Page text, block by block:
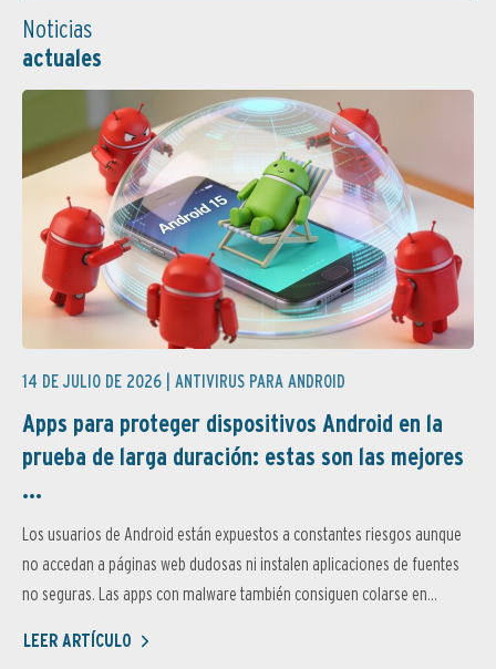
Noticias
actuales
14 DE JULIO DE 2026 | ANTIVIRUS PARA ANDROID
Apps para proteger dispositivos Android en la
prueba de larga duración: estas son las mejores
...
Los usuarios de Android están expuestos a constantes riesgos aunque
no accedan a páginas web dudosas ni instalen aplicaciones de fuentes
no seguras. Las apps con malware también consiguen colarse en...
LEER ARTÍCULO